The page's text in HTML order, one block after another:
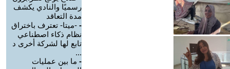
رسميًا والنادي يكشف
مدة التعاقد
- -ميتا- تعترف باختراق
نظام ذكاء اصطناعي
تابع لها لشركة أخرى د
...
- ما بين عمليات